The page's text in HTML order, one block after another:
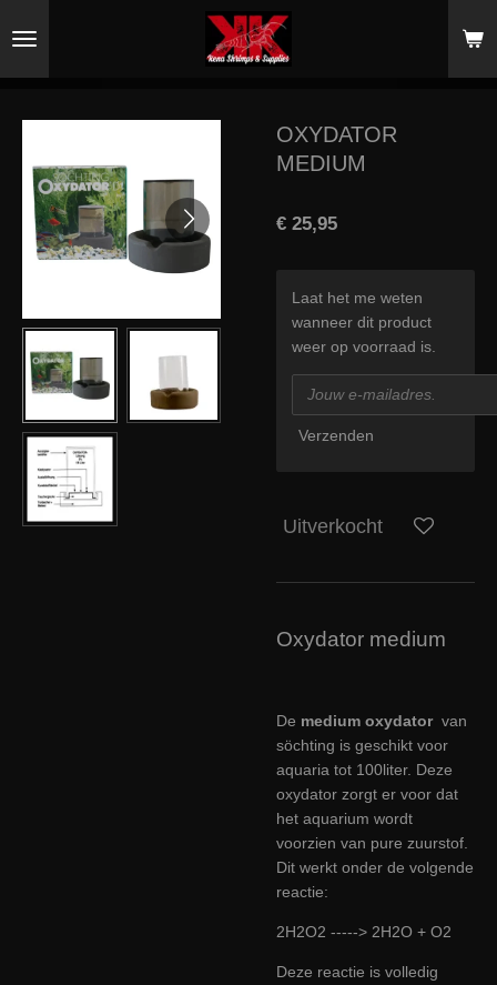
direct
hoofdinhoud
OXYDATOR
MEDIUM
€ 25,95
Laat het me weten
wanneer dit product
weer op voorraad is.
Verzenden
Uitverkocht
Oxydator medium
De medium oxydator van
söchting is geschikt voor
aquaria tot 100liter. Deze
oxydator zorgt er voor dat
het aquarium wordt
voorzien van pure zuurstof.
Dit werkt onder de volgende
reactie:
2H2O2 -----> 2H2O + O2
Deze reactie is volledig